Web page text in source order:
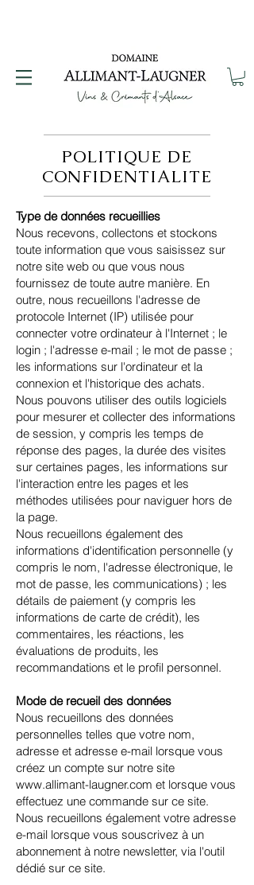
POLITIQUE DE
CONFIDENTIALITE
Type de données recueillies
Nous recevons, collectons et stockons
toute information que vous saisissez sur
notre site web ou que vous nous
fournissez de toute autre manière. En
outre, nous recueillons l'adresse de
protocole Internet (IP) utilisée pour
connecter votre ordinateur à l'Internet ; le
login ; l'adresse e-mail ; le mot de passe ;
les informations sur l'ordinateur et la
connexion et l'historique des achats.
Nous pouvons utiliser des outils logiciels
pour mesurer et collecter des informations
de session, y compris les temps de
réponse des pages, la durée des visites
sur certaines pages, les informations sur
l'interaction entre les pages et les
méthodes utilisées pour naviguer hors de
la page.
Nous recueillons également des
informations d'identification personnelle (y
compris le nom, l'adresse électronique, le
mot de passe, les communications) ; les
détails de paiement (y compris les
informations de carte de crédit), les
commentaires, les réactions, les
évaluations de produits, les
recommandations et le profil personnel.
Mode de recueil des données
Nous recueillons des données
personnelles telles que votre nom,
adresse et adresse e-mail lorsque vous
créez un compte sur notre site
www.allimant-laugner.com et lorsque vous
effectuez une commande sur ce site.
Nous recueillons également votre adresse
e-mail lorsque vous souscrivez à un
abonnement à notre newsletter, via l'outil
dédié sur ce site.